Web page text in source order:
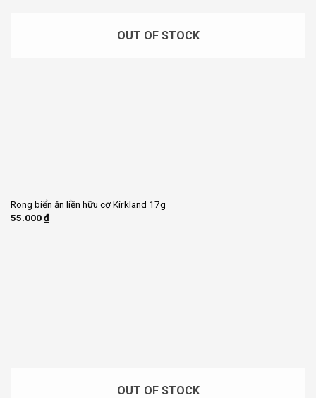
OUT OF STOCK
Rong biển ăn liền hữu cơ Kirkland 17g
55.000₫
OUT OF STOCK